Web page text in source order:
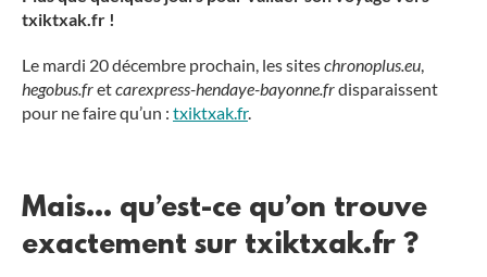
txiktxak.fr !
Le mardi 20 décembre prochain, les siteschronoplus.eu,
hegobus.fretcarexpress-hendaye-bayonne.frdisparaissent
pour ne faire qu’un : txiktxak.fr.
Mais… qu’est-ce qu’on trouve
exactement sur txiktxak.fr ?